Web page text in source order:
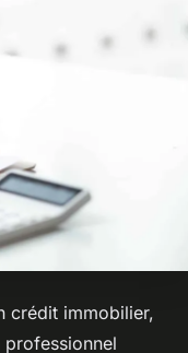
crédit immobilier,